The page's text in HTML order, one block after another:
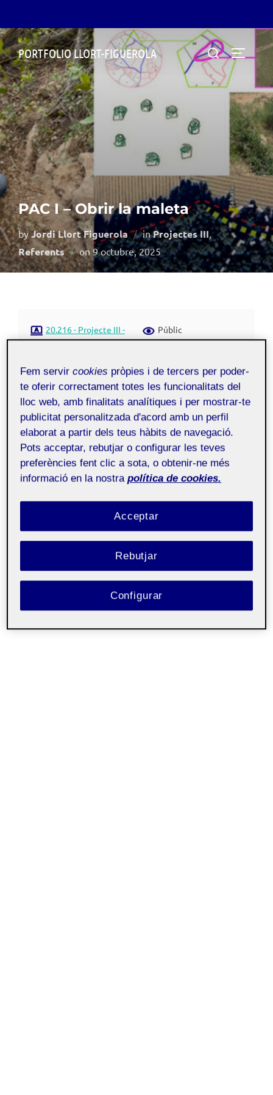
Skip
to
content
PORTFOLIO LLORT-FIGUEROLA
Search
for:
PAC I – Obrir la maleta
byJordi Llort Figuerola inProjectes III,
Referents on Posted
on
9 octubre, 2025
20.216 - Projecte III -
Públic
Projecte III:PAC I –Obrir la
maleta
Reproductor
de
vídeo
Relació de referents
Fem servircookies pròpies i de tercers per poder-
te oferir correctament totes les funcionalitats del
lloc web, amb finalitats analítiques i per mostrar-te
publicitat personalitzada d'acord amb un perfil
elaborat a partir dels teus hàbits de navegació.
Pots acceptar, rebutjar o configurar les teves
preferències fent clic a sota, o obtenir-ne més
informació en la nostra política de cookies.
Rebutjar
Acceptar
Configurar